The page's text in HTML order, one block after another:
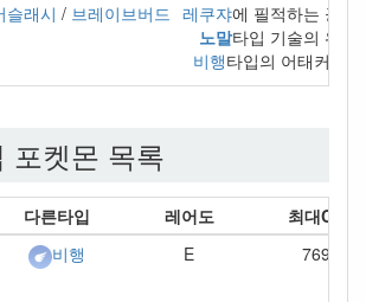
슬래시 / 브레이브버드 레쿠쟈에 필적하는 공격
노말타입 기술의 위력
비행타입의 어태커로
포켓몬 목록
다른타입 레어도 최대CP
비행 E 769